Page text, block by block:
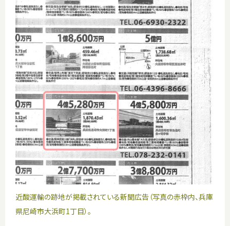
近酸運輸の跡地が掲載されている新聞広告（写真の赤枠内、兵庫
県尼崎市大浜町1丁目）。